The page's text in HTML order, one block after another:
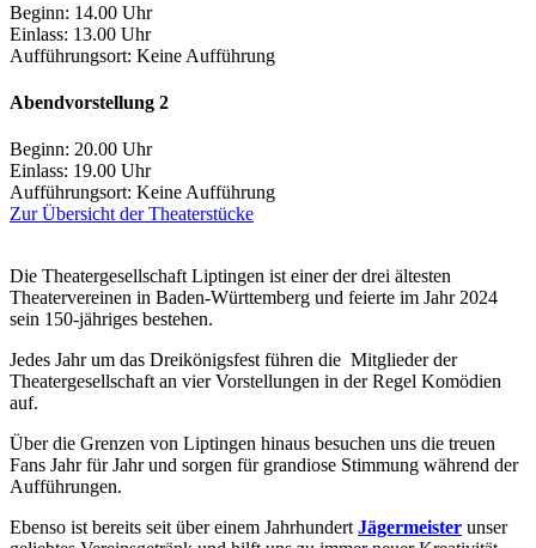
Beginn: 14.00 Uhr
Einlass: 13.00 Uhr
Aufführungsort: Keine Aufführung
Abendvorstellung 2
Beginn: 20.00 Uhr
Einlass: 19.00 Uhr
Aufführungsort: Keine Aufführung
Zur Übersicht der Theaterstücke
Die Theatergesellschaft Liptingen ist einer der drei ältesten
Theatervereinen in Baden-Württemberg und feierte im Jahr 2024
sein 150-jähriges bestehen.
Jedes Jahr um das Dreikönigsfest führen die Mitglieder der
Theatergesellschaft an vier Vorstellungen in der Regel Komödien
auf.
Über die Grenzen von Liptingen hinaus besuchen uns die treuen
Fans Jahr für Jahr und sorgen für grandiose Stimmung während der
Aufführungen.
Ebenso ist bereits seit über einem Jahrhundert Jägermeister unser